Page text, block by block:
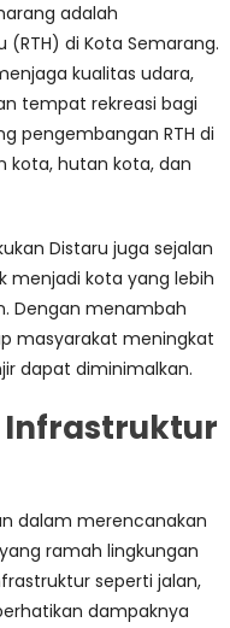
adalah
(RTH) di Kota Semarang.
kualitas udara,
tempat rekreasi bagi
pengembangan RTH di
kota, hutan kota, dan
Distaru juga sejalan
menjadi kota yang lebih
Dengan menambah
masyarakat meningkat
dapat diminimalkan.
Infrastruktur
dalam merencanakan
ramah lingkungan
seperti jalan,
dampaknya